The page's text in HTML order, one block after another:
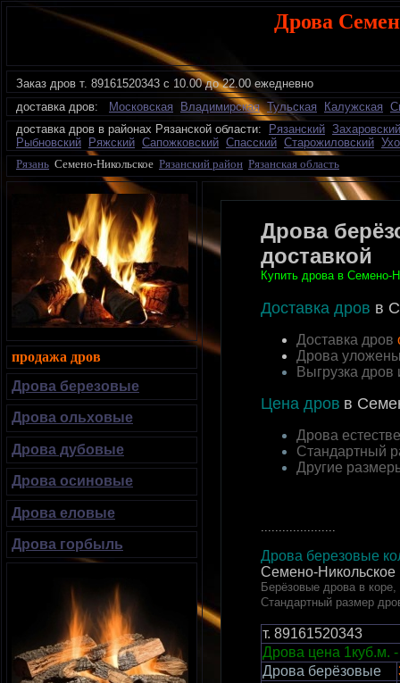
Дрова
Заказ дров т. 89161520343 с 10.00 до 22.00 ежедневно
доставка дров:
Московская Владимирская Тульская Калужская
доставка дров в районах Рязанской области:
Рязанский Захаровский
Рыбновский
Ряжский Сапожковский Спасский Старожиловский
Рязань Семено-Никольское Рязанский район Рязанская область
Дрова
доставкой
Купить дрова в Семено-
Доставка дров в
Доставка дров
Дрова
Выгрузка
Цена дров в
Дрова
Стандартный
Другие
Дрова березовые
Семено-Никольское
Берёзовые дрова в
Стандартный размер
т. 89161520343
Дрова цена 1куб.м.
Дрова берёзовые
продажа дров
Дрова березовые
Дрова ольховые
Дрова дубовые
Дрова осиновые
Дрова еловые
Дрова горбыль